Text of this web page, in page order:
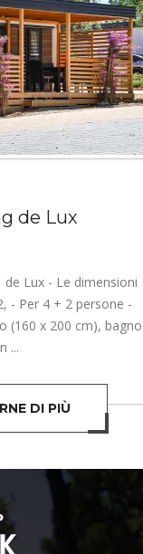
de Lux
Lux - Le dimensioni
- Per 4 + 2 persone -
(160 x 200 cm), bagno
...
DI PIÙ